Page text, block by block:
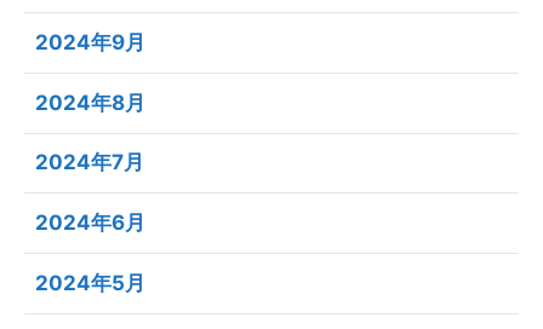
2024年9月
2024年8月
2024年7月
2024年6月
2024年5月